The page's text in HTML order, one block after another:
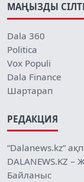
МАҢЫЗДЫ
Dala 360
Politica
Vox Populi
Dala Finance
Шартарап
РЕДАКЦИЯ
“Dalanews.kz”
DALANEWS.KZ
Байланыс